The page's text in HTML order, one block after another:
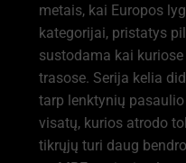
metais, kai Europos
kategorijai, pristatys
sustodama kai
trasose. Serija kelia
tarp lenktynių
visatų, kurios atrodo
tikrųjų turi daug